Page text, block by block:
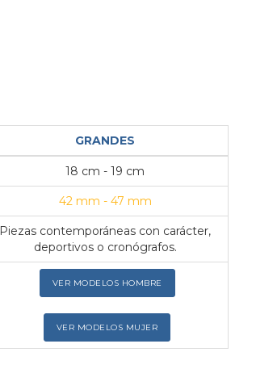
GRANDES
18 cm - 19 cm
42 mm - 47 mm
Piezas contemporáneas con carácter,
deportivos o cronógrafos.
VER MODELOS HOMBRE
VER MODELOS MUJER